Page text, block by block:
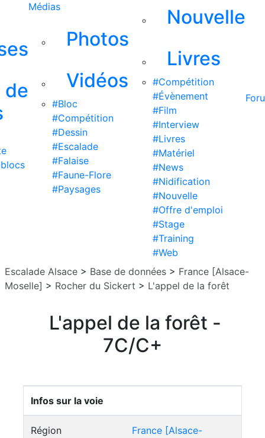
de
Médias
Photos
Vidéos
#Bloc
#Compétition
#Dessin
#Escalade
#Falaise
#Faune-Flore
#Paysages
Nouvelle
Livres
#Compétition
#Évènement
#Film
#Interview
#Livres
#Matériel
#News
#Nidification
#Nouvelle
#Offre d'emploi
#Stage
#Training
#Web
Escalade Alsace > Base de données > France [Alsace-
Moselle] > Rocher du Sickert > L'appel de la forêt
L'appel de la forêt -
7C/C+
Infos sur la voie
Région
France [Alsace-